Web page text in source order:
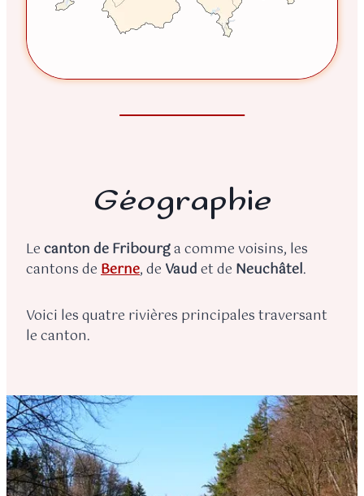
Géographie
Lecanton de Fribourga comme voisins, les
cantons deBerne, de Vaudet de Neuchâtel.
Voici les quatre rivières principales traversant
le canton.